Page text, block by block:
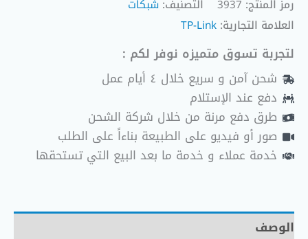
رمز المنتج: 3937 التصنيف: شبكات
العلامة التجارية: TP-Link
لتجربة تسوق متميزه نوفر لكم :
شحن آمن و سريع خلال ٤ أيام عمل
دفع عند الإستلام
طرق دفع مرنة من خلال شركة الشحن
صور أو فيديو على الطبيعة بناءاً على الطلب
خدمة عملاء و خدمة ما بعد البيع التي تستحقها
الوصف